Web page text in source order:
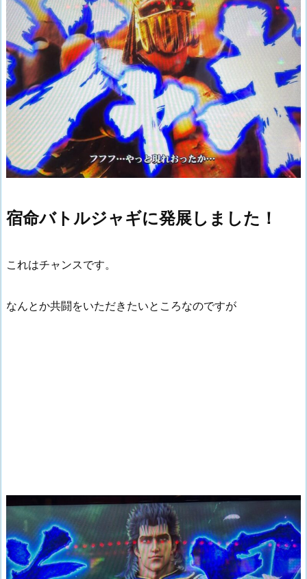
宿命バトルジャギに発展しました！
これはチャンスです。
なんとか共闘をいただきたいところなのですが